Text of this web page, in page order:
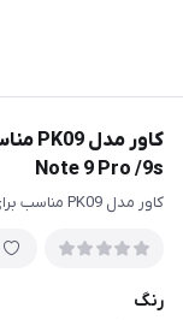
Note 9 Pro /9s
کاور مدل PK09 مناسب برای گوشی موبایل شیائومی Redmi Note 9 Pro /9s
رنگ